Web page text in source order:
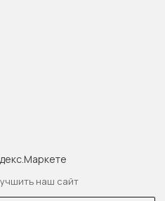
наш сайт